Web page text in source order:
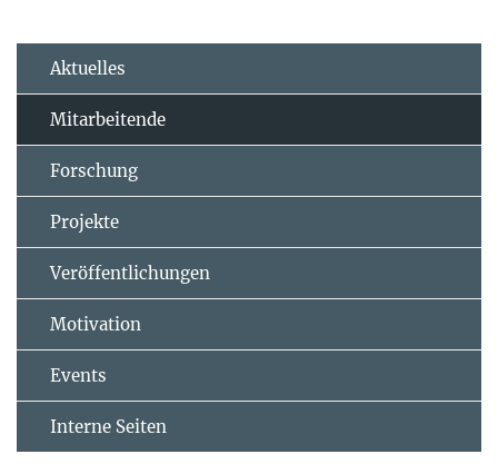
Aktuelles
Mitarbeitende
Forschung
Projekte
Veröffentlichungen
Motivation
Events
Interne Seiten